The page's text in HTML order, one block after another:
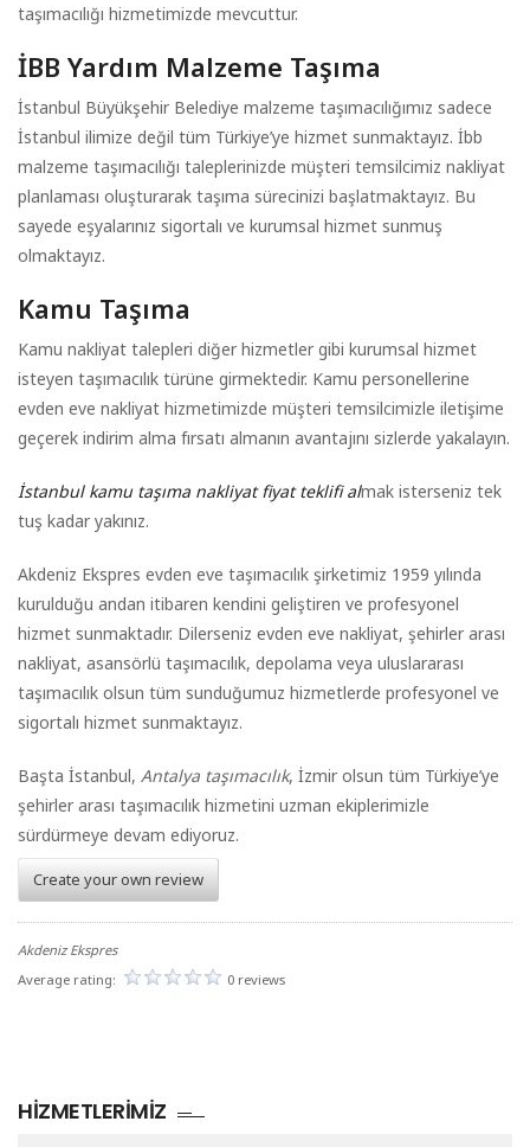
taşımacılığı hizmetimizde mevcuttur.
İBB Yardım Malzeme Taşıma
İstanbul Büyükşehir Belediye malzeme taşımacılığımız sadece
İstanbul ilimize değil tüm Türkiye’ye hizmet sunmaktayız. İbb
malzeme taşımacılığı taleplerinizde müşteri temsilcimiz nakliyat
planlaması oluşturarak taşıma sürecinizi başlatmaktayız. Bu
sayede eşyalarınız sigortalı ve kurumsal hizmet sunmuş
olmaktayız.
Kamu Taşıma
Kamu nakliyat talepleri diğer hizmetler gibi kurumsal hizmet
isteyen taşımacılık türüne girmektedir. Kamu personellerine
evden eve nakliyat hizmetimizde müşteri temsilcimizle iletişime
geçerek indirim alma fırsatı almanın avantajını sizlerde yakalayın.
İstanbul kamu taşıma nakliyat fiyat teklifi almak isterseniz tek
tuş kadar yakınız.
Akdeniz Ekspres evden eve taşımacılık şirketimiz 1959 yılında
kurulduğu andan itibaren kendini geliştiren ve profesyonel
hizmet sunmaktadır. Dilerseniz evden eve nakliyat, şehirler arası
nakliyat, asansörlü taşımacılık, depolama veya uluslararası
taşımacılık olsun tüm sunduğumuz hizmetlerde profesyonel ve
sigortalı hizmet sunmaktayız.
Başta İstanbul, Antalya taşımacılık, İzmir olsun tüm Türkiye’ye
şehirler arası taşımacılık hizmetini uzman ekiplerimizle
sürdürmeye devam ediyoruz.
Create your own review
Akdeniz Ekspres
Average rating:
0 reviews
HIZMETLERIMIZ